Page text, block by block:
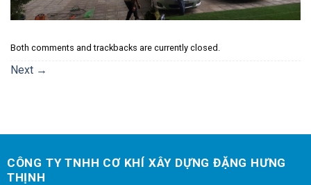
Both comments and trackbacks are currently closed.
Next →
CÔNG TY TNHH CƠ KHÍ XÂY DỰNG ĐẶNG HƯNG
THỊNH